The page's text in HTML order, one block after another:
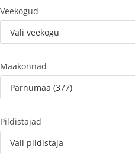
Veekogud
Maakonnad
Pildistajad